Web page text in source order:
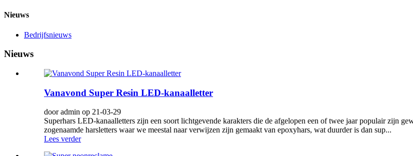
Nieuws
Bedrijfsnieuws
Nieuws
Vanavond Super Resin LED-kanaalletter
door admin op 21-03-29
Superhars LED-kanaalletters zijn een soort lichtgevende karakters die de afgelopen een of twee jaar populair zijn
zogenaamde harsletters waar we meestal naar verwijzen zijn gemaakt van epoxyhars, wat duurder is dan sup...
Lees verder